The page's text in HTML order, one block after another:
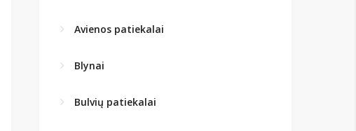
Avienos patiekalai
Blynai
Bulvių patiekalai